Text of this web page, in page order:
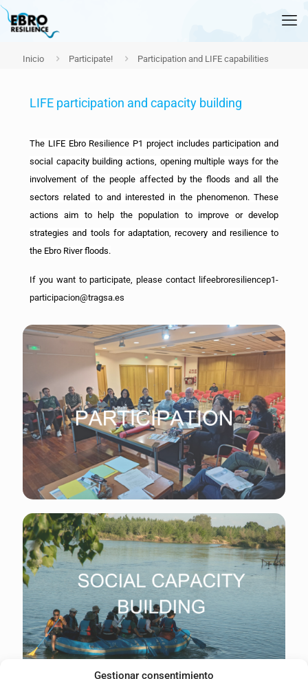
Gestionar consentimiento
Inicio Participate! Participation and LIFE capabilities
LIFE participation and capacity building
The LIFE Ebro Resilience P1 project includes participation and
social capacity building actions, opening multiple ways for the
involvement of the people affected by the floods and all the
sectors related to and interested in the phenomenon. These
actions aim to help the population to improve or develop
strategies and tools for adaptation, recovery and resilience to
the Ebro River floods.
If you want to participate, please contact lifeebroresiliencep1-
participacion@tragsa.es